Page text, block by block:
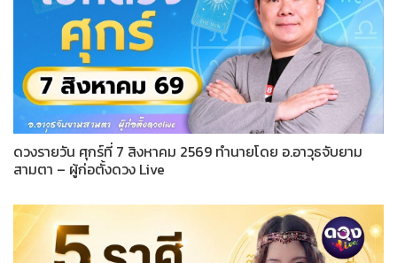
ดวงรายวัน ศุกร์ที่ 7 สิงหาคม 2569 ทำนายโดย อ.อาวุธจับยาม
สามตา – ผู้ก่อตั้งดวง Live